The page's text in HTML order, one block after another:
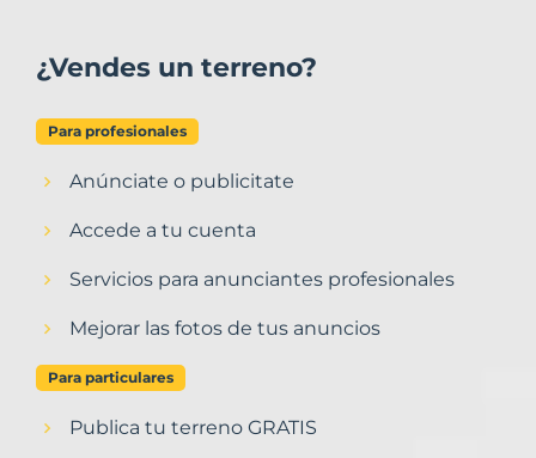
¿Vendes un terreno?
Para profesionales
Anúnciate o publicitate
Accede a tu cuenta
Servicios para anunciantes profesionales
Mejorar las fotos de tus anuncios
Para particulares
Publica tu terreno GRATIS